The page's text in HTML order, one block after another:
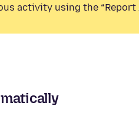
activity using the “Report